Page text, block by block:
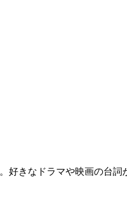
きなドラマや映画の台